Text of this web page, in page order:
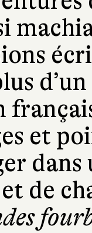
et
de